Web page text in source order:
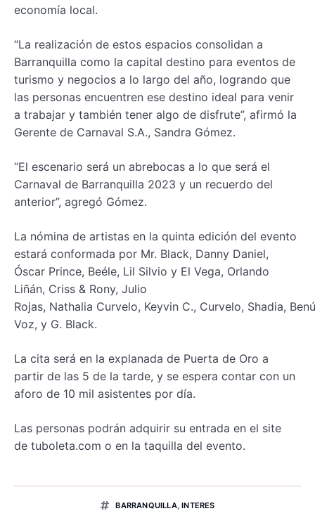
economía local.
“La realización de estos espacios consolidan a
Barranquilla como la capital destino para eventos de
turismo y negocios a lo largo del año, logrando que
las personas encuentren ese destino ideal para venir
a trabajar y también tener algo de disfrute”, afirmó la
Gerente de Carnaval S.A., Sandra Gómez.
“El escenario será un abrebocas a lo que será el
Carnaval de Barranquilla 2023 y un recuerdo del
anterior”, agregó Gómez.
La nómina de artistas en la quinta edición del evento
estará conformada por Mr. Black, Danny Daniel,
Óscar Prince, Beéle, Lil Silvio y El Vega, Orlando
Liñán, Criss & Rony, Julio
Rojas, Nathalia Curvelo, Keyvin C., Curvelo, Shadia,
Voz, y G. Black.
La cita será en la explanada de Puerta de Oro a
partir de las 5 de la tarde, y se espera contar con un
aforo de 10 mil asistentes por día.
Las personas podrán adquirir su entrada en el site
de tuboleta.com o en la taquilla del evento.
BARRANQUILLA,INTERES